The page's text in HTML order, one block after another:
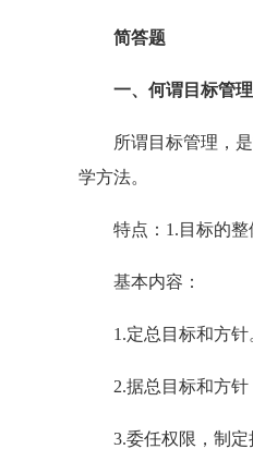
简答题
一、何谓目标管
所谓目标管理，是
学方法。
特点：1.目标的整
基本内容：
1.定总目标和方针
2.据总目标和方针，
3.委任权限，制定措